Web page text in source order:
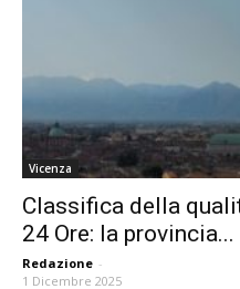
Vicenza
Classifica della
24 Ore: la provincia...
Redazione -
1 Dicembre 2025